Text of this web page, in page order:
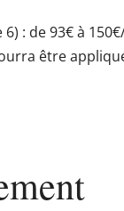
: de 93€ à
être